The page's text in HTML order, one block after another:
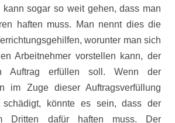
kann sogar so weit gehen, dass man
haften muss. Man nennt dies die
worunter man sich
Arbeitnehmer vorstellen kann, der
Auftrag erfüllen soll. Wenn der
im Zuge dieser Auftragsverfüllung
schädigt, könnte es sein, dass der
Dritten dafür haften muss. Der